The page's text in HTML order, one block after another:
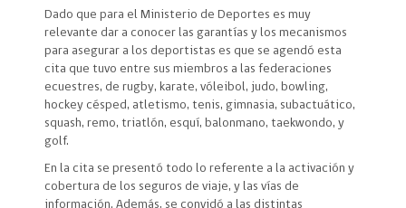
Dado que para el Ministerio de Deportes es muy
relevante dar a conocer las garantías y los mecanismos
para asegurar a los deportistas es que se agendó esta
cita que tuvo entre sus miembros a las federaciones
ecuestres, de rugby, karate, vóleibol, judo, bowling,
hockey césped, atletismo, tenis, gimnasia, subactuático,
squash, remo, triatlón, esquí, balonmano, taekwondo, y
golf.
En la cita se presentó todo lo referente a la activación y
cobertura de los seguros de viaje, y las vías de
información. Además, se convidó a las distintas